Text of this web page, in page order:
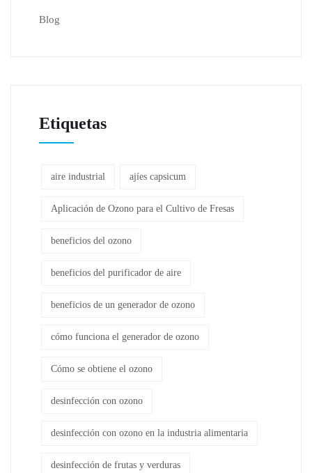
Blog
Etiquetas
aire industrial ajíes capsicum
Aplicación de Ozono para el Cultivo de Fresas
beneficios del ozono
beneficios del purificador de aire
beneficios de un generador de ozono
cómo funciona el generador de ozono
Cómo se obtiene el ozono
desinfección con ozono
desinfección con ozono en la industria alimentaria
desinfección de frutas y verduras